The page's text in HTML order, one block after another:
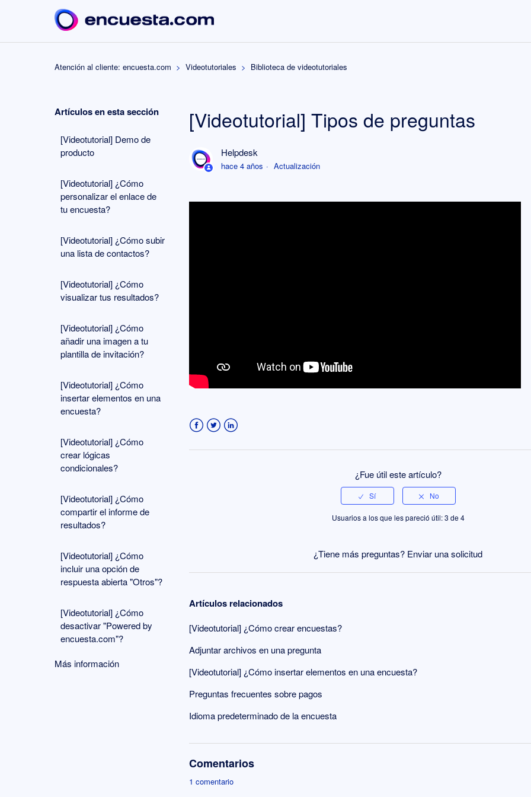
Atención al cliente: encuesta.com Videotutoriales Biblioteca de videotutoriales
Artículos en esta sección
[Videotutorial] Demo de
producto
[Videotutorial] ¿Cómo
personalizar el enlace de
tu encuesta?
[Videotutorial] ¿Cómo subir
una lista de contactos?
[Videotutorial] ¿Cómo
visualizar tus resultados?
[Videotutorial] ¿Cómo
añadir una imagen a tu
plantilla de invitación?
[Videotutorial] ¿Cómo
insertar elementos en una
encuesta?
[Videotutorial] ¿Cómo
crear lógicas
condicionales?
[Videotutorial] ¿Cómo
compartir el informe de
resultados?
[Videotutorial] ¿Cómo
incluir una opción de
respuesta abierta "Otros"?
[Videotutorial] ¿Cómo
desactivar "Powered by
encuesta.com"?
Más información
[Videotutorial] Tipos de preguntas
Helpdesk
hace 4 años Actualización
¿Fue útil este artículo?
Usuarios a los que les pareció útil: 3 de 4
¿Tiene más preguntas? Enviar una solicitud
Artículos relacionados
[Videotutorial] ¿Cómo crear encuestas?
Adjuntar archivos en una pregunta
[Videotutorial] ¿Cómo insertar elementos en una encuesta?
Preguntas frecuentes sobre pagos
Idioma predeterminado de la encuesta
Comentarios
1 comentario